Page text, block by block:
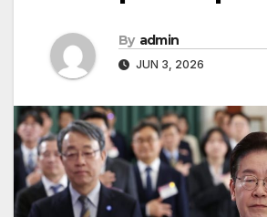
By admin
JUN 3, 2026